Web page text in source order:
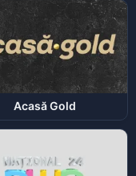
Acasă Gold